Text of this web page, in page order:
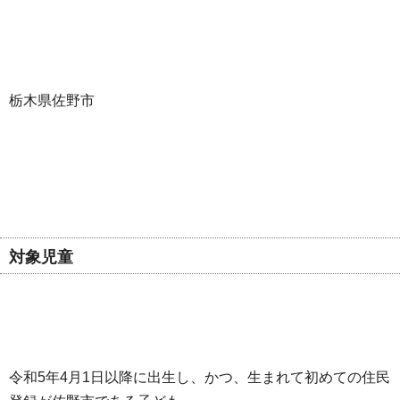
栃木県佐野市
対象児童
令和5年4月1日以降に出生し、かつ、生まれて初めての住民